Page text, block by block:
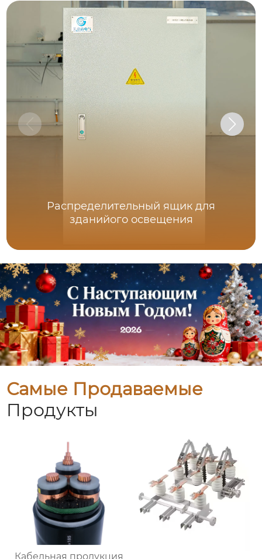
Распределительный ящик для
зданийого освещения
Самые Продаваемые
Продукты
Кабельная продукция